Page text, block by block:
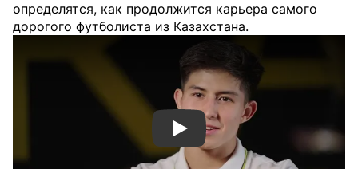
определятся, как продолжится карьера самого
дорогого футболиста из Казахстана.
Смотреть видео YouTube